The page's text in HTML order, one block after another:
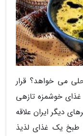
می خواهد؟ قرار
خوشمزه تازهی
دیگر ایران علاقه
طبخ یک غذای لذیذ